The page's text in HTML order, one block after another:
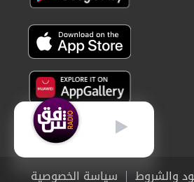
والشروط سياسة الخصوصية
عربي